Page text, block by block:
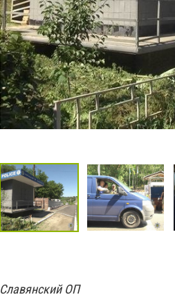
Славянский ОП